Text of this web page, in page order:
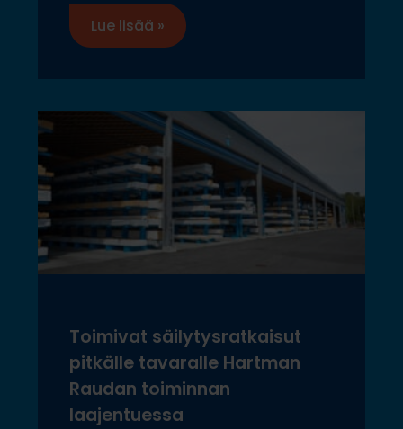
Lue lisää »
Toimivat säilytysratkaisut
pitkälle tavaralle Hartman
Raudan toiminnan
laajentuessa